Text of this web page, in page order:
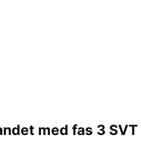
med fas 3